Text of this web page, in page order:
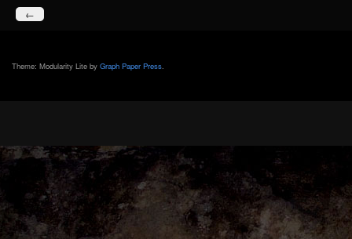
←
Theme: Modularity Lite by Graph Paper Press.